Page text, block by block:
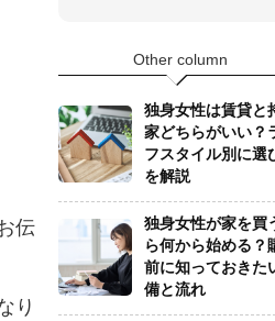
伝
り
Other column